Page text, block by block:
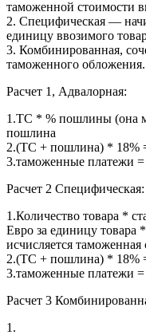
таможенной стоимости
2. Специфическая —
единицу ввозимого
3. Комбинированная,
таможенного обложения.
Расчет 1, Адвалорная:
1.ТС * % пошлины (она
пошлина
2.(ТС + пошлина) *
3.таможенные платежи
Расчет 2 Специфическая:
1.Количество товара *
Евро за единицу товара
исчисляется
2.(ТС + пошлина) *
3.таможенные платежи
Расчет 3
1.